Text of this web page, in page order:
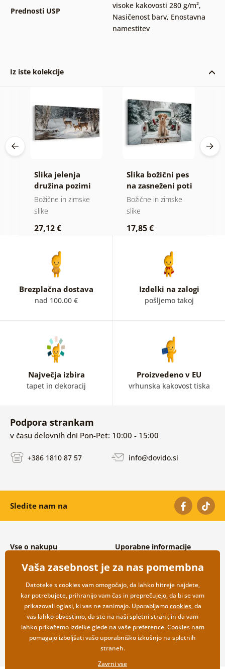
Prednosti USP
visoke kakovosti 280 g/m²,
Nasičenost barv, Enostavna
namestitev
Iz iste kolekcije
Slika jelenja
družina pozimi
Božične in zimske
slike
27,12 €
Slika božični pes
na zasneženi poti
Božične in zimske
slike
17,85 €
Brezplačna dostava
nad 100.00 €
Izdelki na zalogi
pošljemo takoj
Največja izbira
tapet in dekoracij
Proizvedeno v EU
vrhunska kakovost tiska
Podpora strankam
v času delovnih dni Pon-Pet: 10:00 - 15:00
+386 1810 87 57 info@dovido.si
Sledite nam na
Vse o nakupu
Splošni in reklamacijski pogoji
Varovanje osebnih podatkov
Možnosti dostave in plačila
Vračilo blaga
Uporabne informacije
Pogosto zastavljena vprašanja
Kontakti
Veleprodaja
Vaša zasebnost je za nas pomembna
Datoteke s cookies vam omogočajo, da lahko hitreje najdete,
kar potrebujete, prihranijo vam čas in preprečujejo, da bi se vam
prikazovali oglasi, ki vas ne zanimajo. Uporabljamocookies, da
vas lahko obvestimo, da ste na naši spletni strani, in da vam
lahko prikažemo izdelke glede na vaše preference. Cookies nam
pomagajo izboljšati vašo uporabniško izkušnjo na spletnih
straneh.
Zavrni vse